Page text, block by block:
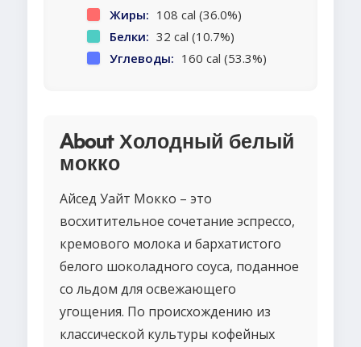
Жиры: 108 cal (36.0%)
Белки: 32 cal (10.7%)
Углеводы: 160 cal (53.3%)
About Холодный белый
мокко
Айсед Уайт Мокко – это
восхитительное сочетание эспрессо,
кремового молока и бархатистого
белого шоколадного соуса, поданное
со льдом для освежающего
угощения. По происхождению из
классической культуры кофейных